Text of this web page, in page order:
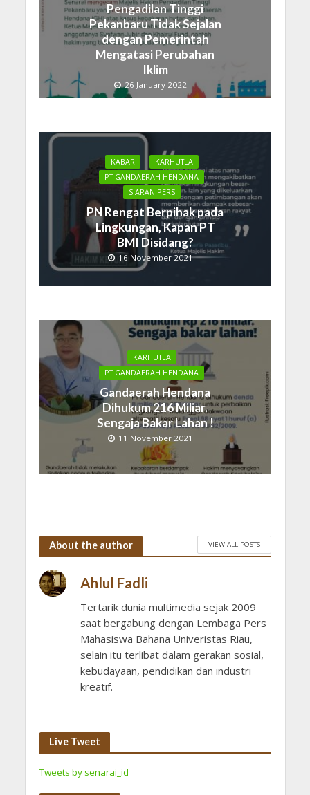
Pengadilan Tinggi
Pekanbaru Tidak Sejalan
dengan Pemerintah
Mengatasi Perubahan
Iklim
26 January 2022
KABAR
KARHUTLA
PT GANDAERAH HENDANA
SIARAN PERS
PN Rengat Berpihak pada
Lingkungan, Kapan PT
BMI Disidang?
16 November 2021
KARHUTLA
PT GANDAERAH HENDANA
Gandaerah Hendana
Dihukum 216 Miliar.
Sengaja Bakar Lahan !
11 November 2021
About the author VIEW ALL POSTS
Ahlul Fadli
Tertarik dunia multimedia sejak 2009
saat bergabung dengan Lembaga Pers
Mahasiswa Bahana Univeristas Riau,
selain itu terlibat dalam gerakan sosial,
kebudayaan, pendidikan dan industri
kreatif.
Live Tweet
Tweets by senarai_id